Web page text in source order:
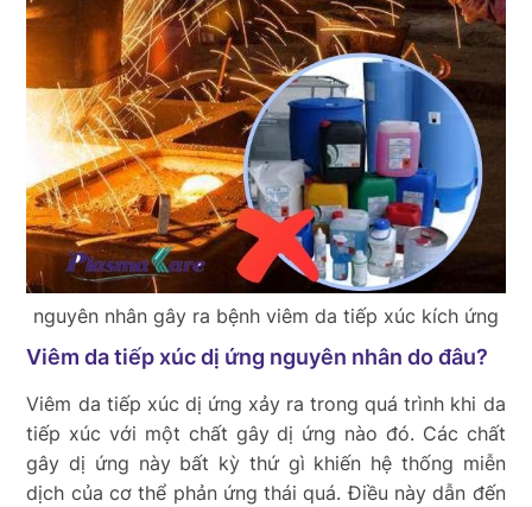
nguyên nhân gây ra bệnh viêm da tiếp xúc kích ứng
Viêm da tiếp xúc dị ứng nguyên nhân do đâu?
Viêm da tiếp xúc dị ứng xảy ra trong quá trình khi da
tiếp xúc với một chất gây dị ứng nào đó. Các chất
gây dị ứng này bất kỳ thứ gì khiến hệ thống miễn
dịch của cơ thể phản ứng thái quá. Điều này dẫn đến